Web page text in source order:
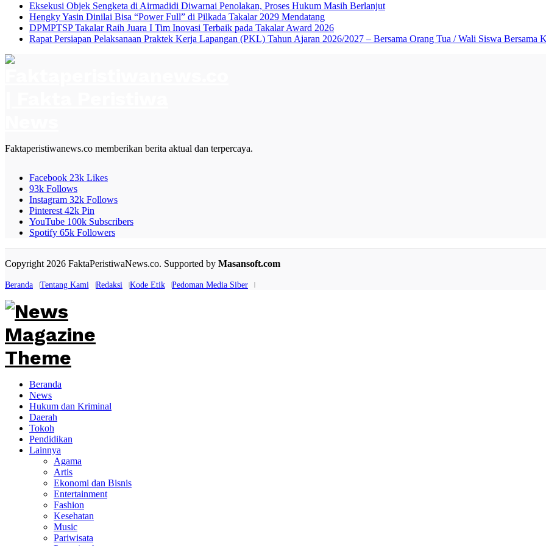
Eksekusi Objek Sengketa di Airmadidi Diwarnai Penolakan, Proses Hukum Masih Berlanjut
Hengky Yasin Dinilai Bisa “Power Full” di Pilkada Takalar 2029 Mendatang
DPMPTSP Takalar Raih Juara I Tim Inovasi Terbaik pada Takalar Award 2026
Rapat Persiapan Pelaksanaan Praktek Kerja Lapangan (PKL) Tahun Ajaran 2026/2027 – Bersama Orang Tua / Wali Siswa Bersama
Faktaperistiwanews.co memberikan berita aktual dan terpercaya.
Facebook 23k Likes
93k Follows
Instagram 32k Follows
Pinterest 42k Pin
YouTube 100k Subscribers
Spotify 65k Followers
Copyright 2026 FaktaPeristiwaNews.co. Supported by Masansoft.com
Beranda Tentang Kami Redaksi Kode Etik Pedoman Media Siber
Beranda
News
Hukum dan Kriminal
Daerah
Tokoh
Pendidikan
Lainnya
Agama
Artis
Ekonomi dan Bisnis
Entertainment
Fashion
Kesehatan
Music
Pariwisata